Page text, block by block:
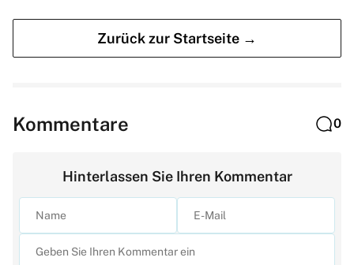
Zurück zur Startseite →
Kommentare 0
Hinterlassen Sie Ihren Kommentar